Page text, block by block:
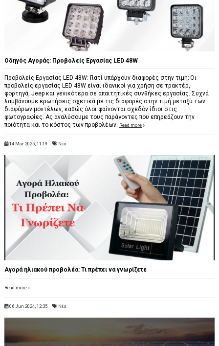
Οδηγός Αγοράς: Προβολείς Εργασίας LED 48W
Προβολείς Εργασίας LED 48W: Γιατί υπάρχουν διαφορές στην τιμή; Οι
προβολείς εργασίας LED 48W είναι ιδανικοί για χρήση σε τρακτέρ,
φορτηγά, Jeep και γενικότερα σε απαιτητικές συνθήκες εργασίας. Συχνά
λαμβάνουμε ερωτήσεις σχετικά με τις διαφορές στην τιμή μεταξύ των
διαφόρων μοντέλων, καθώς όλοι φαίνονται σχεδόν ίδιοι στις
φωτογραφίες. Ας αναλύσουμε τους παράγοντες που επηρεάζουν την
ποιότητα και το κόστος των προβολέων.
Read more
14 Mar 2025, 11:19 Νέα
Αγορά ηλιακού προβολέα: Τι πρέπει να γνωρίζετε
Read more
06 Jun 2024, 12:35 Νέα